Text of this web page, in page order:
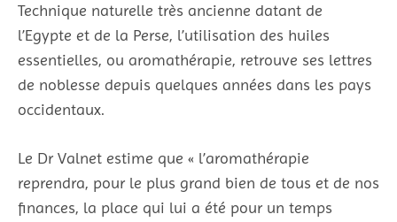
Technique naturelle très ancienne datant de
l’Egypte et de la Perse, l’utilisation des huiles
essentielles, ou aromathérapie, retrouve ses lettres
de noblesse depuis quelques années dans les pays
occidentaux.
Le Dr Valnet estime que « l’aromathérapie
reprendra, pour le plus grand bien de tous et de nos
finances, la place qui lui a été pour un temps